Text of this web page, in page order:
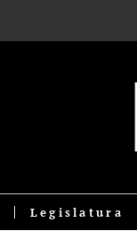
Legislatura